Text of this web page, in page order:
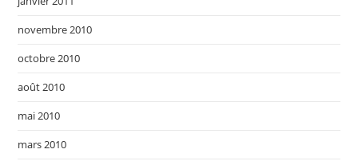
novembre 2010
octobre 2010
août 2010
mai 2010
mars 2010